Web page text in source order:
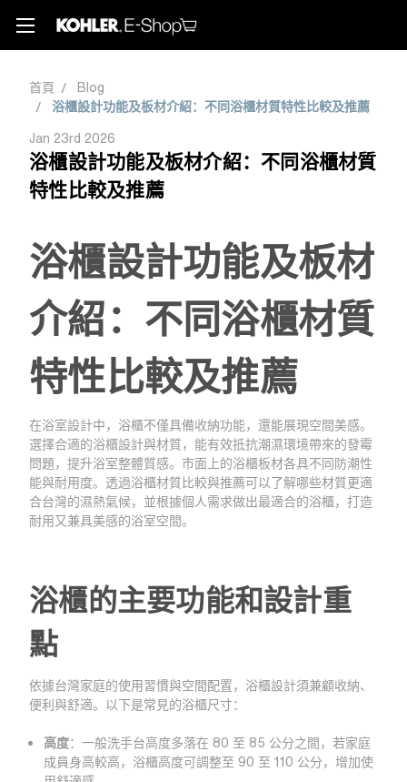
首頁
Blog
浴櫃設計功能及板材介紹：不同浴櫃材質特性比較及推薦
Jan 23rd 2026
浴櫃設計功能及板材介紹：不同浴櫃材質
特性比較及推薦
浴櫃設計功能及板材
介紹：不同浴櫃材質
特性比較及推薦
在浴室設計中，浴櫃不僅具備收納功能，還能展現空間美感。
選擇合適的浴櫃設計與材質，能有效抵抗潮濕環境帶來的發霉
問題，提升浴室整體質感。市面上的浴櫃板材各具不同防潮性
能與耐用度。透過浴櫃材質比較與推薦可以了解哪些材質更適
合台灣的濕熱氣候，並根據個人需求做出最適合的浴櫃，打造
耐用又兼具美感的浴室空間。
浴櫃的主要功能和設計重
點
依據台灣家庭的使用習慣與空間配置，浴櫃設計須兼顧收納、
便利與舒適。以下是常見的浴櫃尺寸：
高度：一般洗手台高度多落在 80 至 85 公分之間，若家庭
成員身高較高，浴櫃高度可調整至 90 至 110 公分，增加使